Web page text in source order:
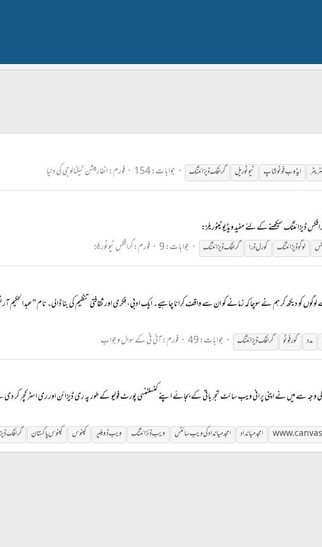
ایڈوب فوٹو شاپ ٹیوٹوریل گرافکڈیزائننگ جوابات: 154 فورم:انفارمیشن ٹیکنالوجی کی دنیا
ڈیزائننگ سیکھنے کے لئے مفید ویڈیو ٹیٹوریلز:
س لوگوڈیزائننگ کورل ڈرا گرافکڈیزائننگ جوابات: 9 فورم:گرافکس ٹیوٹوریلز
دیکھ کر ہم نے سوچا کہ زمانے کو ان سے واقف کرانا چاہیے۔ ایک ادبی، فکری اور ثقافتی تنظیم کی بنا ڈالی۔ نام "عبدالحکیم
مدد کور فوٹو گرافکڈیزائننگ جوابات: 49 فورم:آئی ٹی کے سوال و جواب
مانگ کی وجہ سے میں نے اپنی پرانی ویب سائٹ تجرباتی کے بجائے اپنے کنسلٹنسی پورٹ فولیو کے طور پہ ری ڈیزائن اور ری
امجد میانداد امجد میانداد کی ویب سائٹس ویب ڈئزائننگ ویب ڈویلپر کینوس کینوس پاکستان گرافک